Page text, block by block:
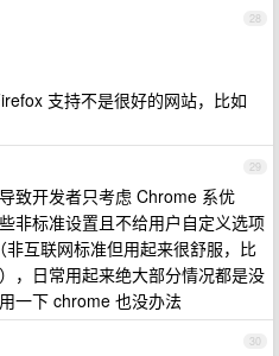
28
支持不是很好的网站，比如
29
致开发者只考虑 Chrome 系优
非标准设置且不给用户自定义选项
互联网标准但用起来很舒服，比
，日常用起来绝大部分情况都是没
一下 chrome 也没办法
30